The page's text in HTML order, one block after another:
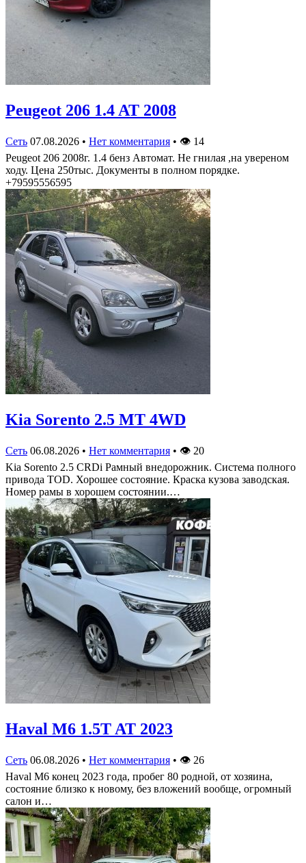
Peugeot 206 1.4 AT 2008
Сеть 07.08.2026 • Нет комментария • 👁 14
Peugeot 206 2008г. 1.4 бенз Автомат. Не гнилая ,на увереном
ходу. Цена 250тыс. Документы в полном порядке.
+79595556595
Kia Sorento 2.5 MT 4WD
Сеть 06.08.2026 • Нет комментария • 👁 20
Kia Sorento 2.5 CRDi Рамный внедорожник. Система полного
привода TOD. Хорошее состояние. Краска кузова заводская.
Номер рамы в хорошем состоянии.…
Haval M6 1.5T AT 2023
Сеть 06.08.2026 • Нет комментария • 👁 26
Haval M6 конец 2023 года, пробег 80 родной, от хозяина,
состояние близко к новому, без вложений вообще, огромный
салон и…